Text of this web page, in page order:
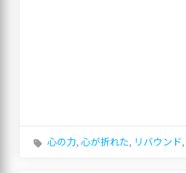
心の力, 心が折れた, リバウンド,